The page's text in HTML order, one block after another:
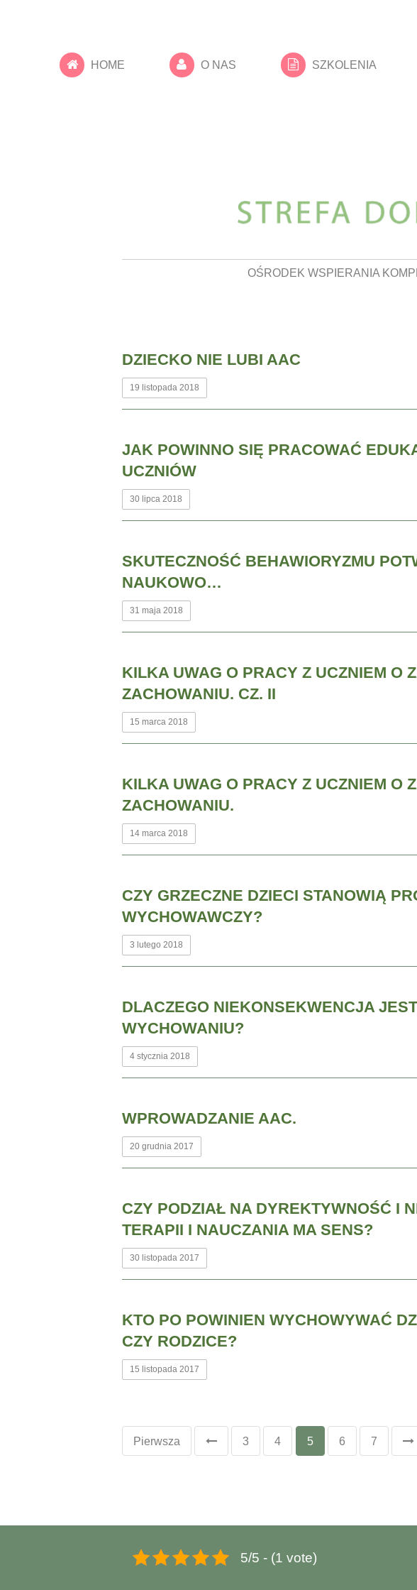
HOME O NAS SZKOLENIA
OŚRODEK WSPIERANIA
DZIECKO NIE LUBI AAC
19 listopada 2018
JAK POWINNO SIĘ PRACOWAĆ
UCZNIÓW
30 lipca 2018
SKUTECZNOŚĆ BEHAWIORYZMU
NAUKOWO…
31 maja 2018
KILKA UWAG O PRACY Z UCZNIEM O
ZACHOWANIU. CZ. II
15 marca 2018
KILKA UWAG O PRACY Z UCZNIEM O
ZACHOWANIU.
14 marca 2018
CZY GRZECZNE DZIECI STANOWIĄ
WYCHOWAWCZY?
3 lutego 2018
DLACZEGO NIEKONSEKWENCJA
WYCHOWANIU?
4 stycznia 2018
WPROWADZANIE AAC.
20 grudnia 2017
CZY PODZIAŁ NA DYREKTYWNOŚĆ I
TERAPII I NAUCZANIA MA SENS?
30 listopada 2017
KTO PO POWINIEN WYCHOWYWAĆ
CZY RODZICE?
15 listopada 2017
Pierwsza 3 4 5 6 7
5/5 - (1 vote)